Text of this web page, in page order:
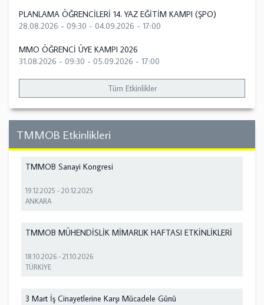
PLANLAMA ÖĞRENCİLERİ 14. YAZ EĞİTİM KAMPI (ŞPO)
28.08.2026 - 09:30 - 04.09.2026 - 17:00
MMO ÖĞRENCİ ÜYE KAMPI 2026
31.08.2026 - 09:30 - 05.09.2026 - 17:00
Tüm Etkinlikler
TMMOB Etkinlikleri
TMMOB Sanayi Kongresi
19.12.2025 -20.12.2025
ANKARA
TMMOB MÜHENDİSLİK MİMARLIK HAFTASI ETKİNLİKLERİ
18.10.2026 -21.10.2026
TÜRKİYE
3 Mart İş Cinayetlerine Karşı Mücadele Günü